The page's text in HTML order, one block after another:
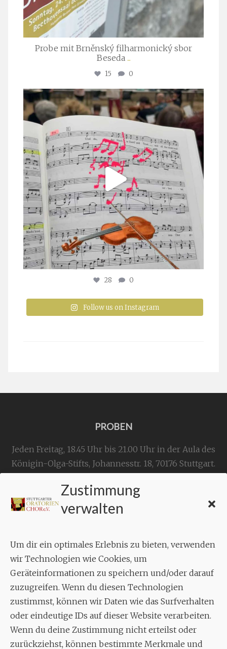
Zustimmung
verwalten
Um dir ein optimales Erlebnis zu bieten, verwenden
wir Technologien wie Cookies, um
Geräteinformationen zu speichern und/oder darauf
zuzugreifen. Wenn du diesen Technologien
zustimmst, können wir Daten wie das Surfverhalten
oder eindeutige IDs auf dieser Website verarbeiten.
Wenn du deine Zustimmung nicht erteilst oder
zurückziehst, können bestimmte Merkmale und
Probe mit Brněnský filharmonický sbor
Beseda ...
15 0
stuttgarter_oratorienchor
Juli 23
28 0
Follow us on Instagram
PROBEN
Jeden Freitag, 18.45 Uhr bis 21.00 Uhr in der Aula des
Königin-Olga-Stifts, Johannesstr. 18, 70176 Stuttgart.
KONTAKT
Geschäftsstelle:
Aixheimer Str. 18
70619 Stuttgart
MUSIK
Musikalischer Leiter:
Enrico Trummer
Tel.+49 (0)177 / 34 23 57 1